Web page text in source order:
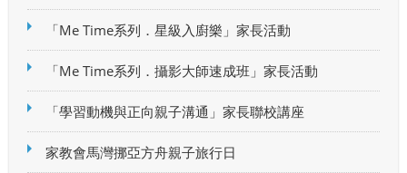
「Me Time系列．星級入廚樂」家長活動
「Me Time系列．攝影大師速成班」家長活動
「學習動機與正向親子溝通」家長聯校講座
家教會馬灣挪亞方舟親子旅行日